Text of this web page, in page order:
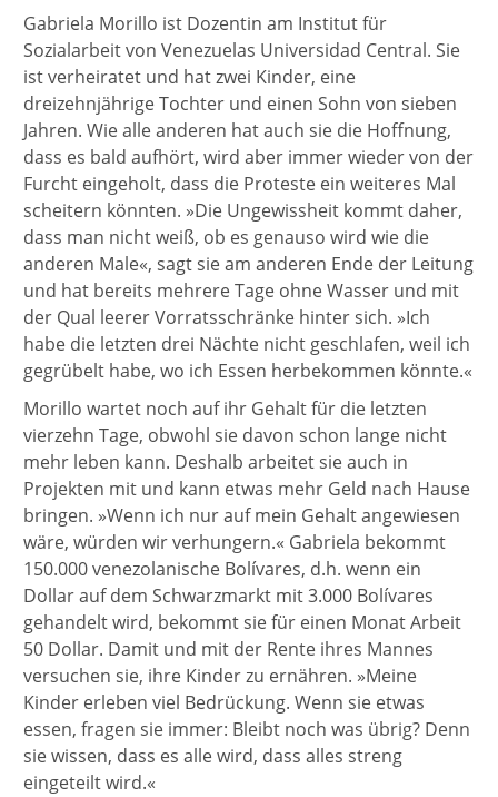
Gabriela Morillo ist Dozentin am Institut für
Sozialarbeit von Venezuelas Universidad Central. Sie
ist verheiratet und hat zwei Kinder, eine
dreizehnjährige Tochter und einen Sohn von sieben
Jahren. Wie alle anderen hat auch sie die Hoffnung,
dass es bald aufhört, wird aber immer wieder von der
Furcht eingeholt, dass die Proteste ein weiteres Mal
scheitern könnten. »Die Ungewissheit kommt daher,
dass man nicht weiß, ob es genauso wird wie die
anderen Male«, sagt sie am anderen Ende der Leitung
und hat bereits mehrere Tage ohne Wasser und mit
der Qual leerer Vorratsschränke hinter sich. »Ich
habe die letzten drei Nächte nicht geschlafen, weil ich
gegrübelt habe, wo ich Essen herbekommen könnte.«
Morillo wartet noch auf ihr Gehalt für die letzten
vierzehn Tage, obwohl sie davon schon lange nicht
mehr leben kann. Deshalb arbeitet sie auch in
Projekten mit und kann etwas mehr Geld nach Hause
bringen. »Wenn ich nur auf mein Gehalt angewiesen
wäre, würden wir verhungern.« Gabriela bekommt
150.000 venezolanische Bolívares, d.h. wenn ein
Dollar auf dem Schwarzmarkt mit 3.000 Bolívares
gehandelt wird, bekommt sie für einen Monat Arbeit
50 Dollar. Damit und mit der Rente ihres Mannes
versuchen sie, ihre Kinder zu ernähren. »Meine
Kinder erleben viel Bedrückung. Wenn sie etwas
essen, fragen sie immer: Bleibt noch was übrig? Denn
sie wissen, dass es alle wird, dass alles streng
eingeteilt wird.«